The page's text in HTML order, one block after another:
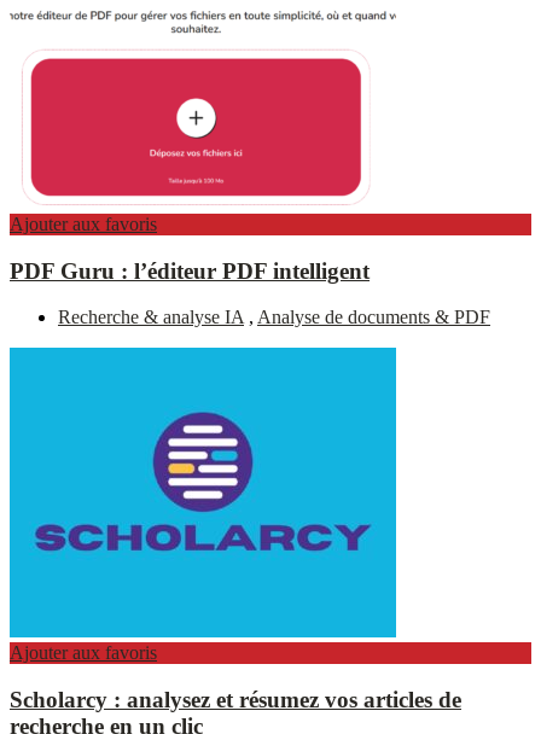
Ajouter aux favoris
PDF Guru : l’éditeur PDF intelligent
Recherche & analyse IA , Analyse de documents & PDF
Ajouter aux favoris
Scholarcy : analysez et résumez vos articles de
recherche en un clic